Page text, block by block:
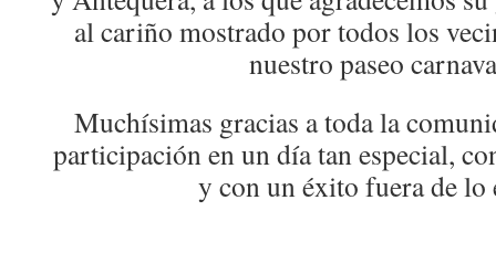
al cariño mostrado por todos los
nuestro paseo
Muchísimas gracias a toda la
participación en un día tan especial,
y con un éxito fuera de lo